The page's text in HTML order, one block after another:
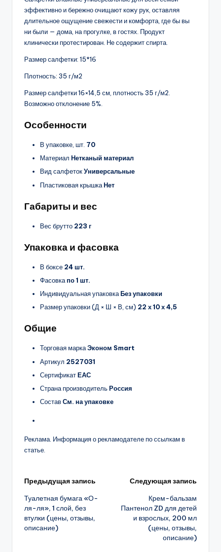
эффективно и бережно очищают кожу рук, оставляя
длительное ощущение свежести и комфорта, где бы вы
ни были — дома, на прогулке, в гостях. Продукт
клинически протестирован. Не содержит спирта.
Размер салфетки: 15*16
Плотность: 35 г/м2
Размер салфетки 16×14,5 см, плотность 35 г/м2.
Возможно отклонение 5%.
Особенности
В упаковке, шт. 70
Материал Нетканый материал
Вид салфетокУниверсальные
Пластиковая крышкаНет
Габариты и вес
Вес брутто 223 г
Упаковка и фасовка
В боксе 24 шт.
Фасовкапо 1 шт.
Индивидуальная упаковкаБез упаковки
Размер упаковки (Д × Ш × В, см) 22 х 10 х 4,5
Общие
Торговая маркаЭконом Smart
Артикул 2527031
СертификатЕАС
Страна производительРоссия
СоставСм. на упаковке
Реклама. Информация о рекламодателе по ссылкам в
статье.
Навигация
записи
Предыдущая запись
Туалетная бумага «О-
ля-ля», 1 слой, без
втулки (цены, отзывы,
описание)
Следующая запись
Крем-бальзам
Пантенол ZD для детей
и взрослых, 200 мл
(цены, отзывы,
описание)